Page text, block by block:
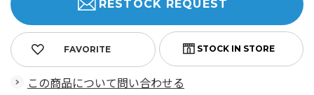
FAVORITE
RESTOCK REQUEST
この商品について問い合わせる